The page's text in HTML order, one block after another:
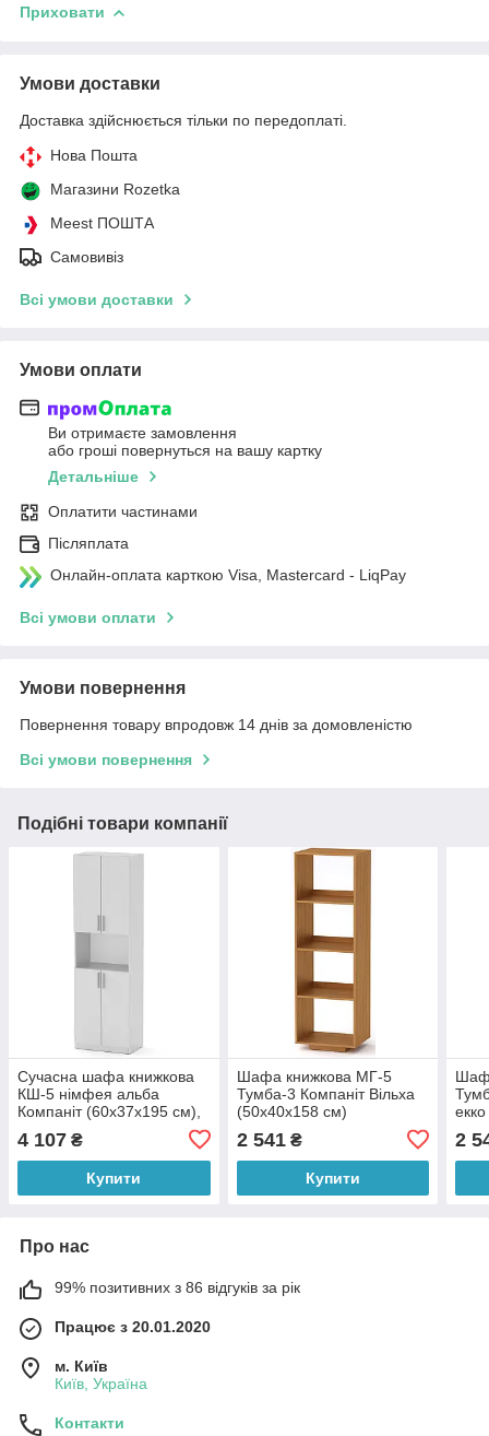
Приховати
Умови доставки
Доставка здійснюється тільки по передоплаті.
Нова Пошта
Магазини Rozetka
Meest ПОШТА
Самовивіз
Всі умови доставки
Умови оплати
Ви отримаєте замовлення
або гроші повернуться на вашу картку
Детальніше
Оплатити частинами
Післяплата
Онлайн-оплата карткою Visa, Mastercard - LiqPay
Всі умови оплати
Умови повернення
Повернення товару впродовж 14 днів за домовленістю
Всі умови повернення
Подібні товари компанії
Сучасна шафа книжкова
КШ-5 німфея альба
Компаніт (60х37х195 см),
БЕЗКОШТОВНА доставка
в точку видачі Rozetka
4 107 ₴
Купити
Шафа книжкова МГ-5
Тумба-3 Компаніт Вільха
(50х40х158 см)
2 541₴
Купити
2
Про нас
99% позитивних з 86 відгуків за рік
Працює з 20.01.2020
м. Київ
Київ, Україна
Контакти